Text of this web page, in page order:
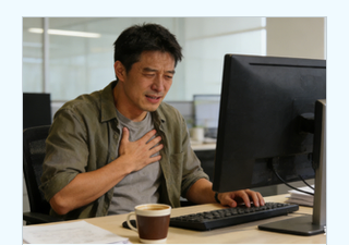
（咀嚼、吞咽都很困難），
醫...